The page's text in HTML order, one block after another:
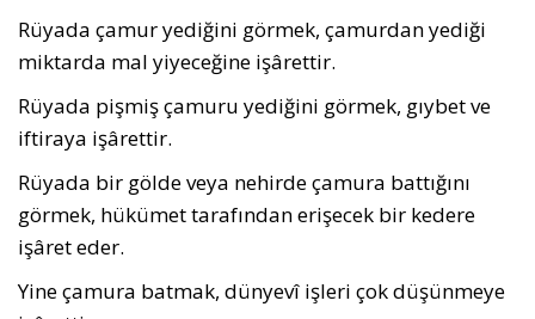
Rüyada çamur yediğini görmek, çamurdan yediği
miktarda mal yiyeceğine işârettir.
Rüyada pişmiş çamuru yediğini görmek, gıybet ve
iftiraya işârettir.
Rüyada bir gölde veya nehirde çamura battığını
görmek, hükümet tarafından erişecek bir kedere
işâret eder.
Yine çamura batmak, dünyevî işleri çok düşünmeye